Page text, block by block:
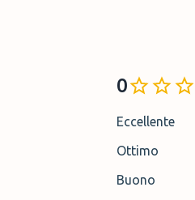
0
Eccellente
Ottimo
Buono